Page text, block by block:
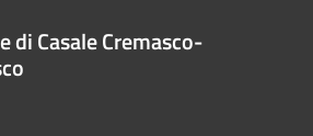
di Casale Cremasco-